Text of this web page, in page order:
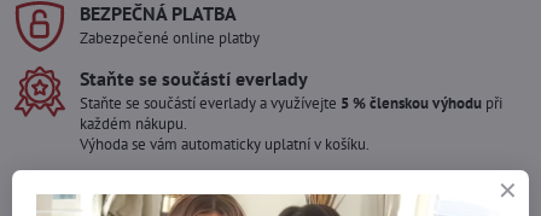
BEZPEČNÁ PLATBA
Zabezpečené online platby
Staňte se součástí everlady
Staňte se součástí everlady a využívejte 5 % členskou výhodu při
každém nákupu.
Výhoda se vám automaticky uplatní v košíku.
Máte zájem o více kusů ?